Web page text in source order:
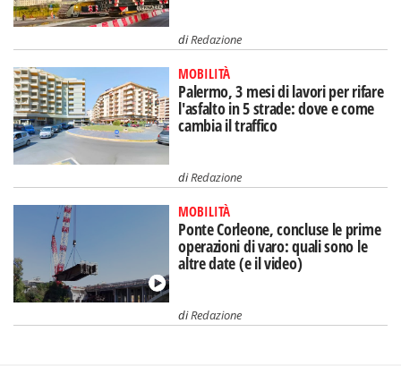
diRedazione
MOBILITÀ
Palermo, 3 mesi di lavori per rifare
l'asfalto in 5 strade: dove e come
cambia il traffico
diRedazione
MOBILITÀ
Ponte Corleone, concluse le prime
operazioni di varo: quali sono le
altre date (e il video)
diRedazione